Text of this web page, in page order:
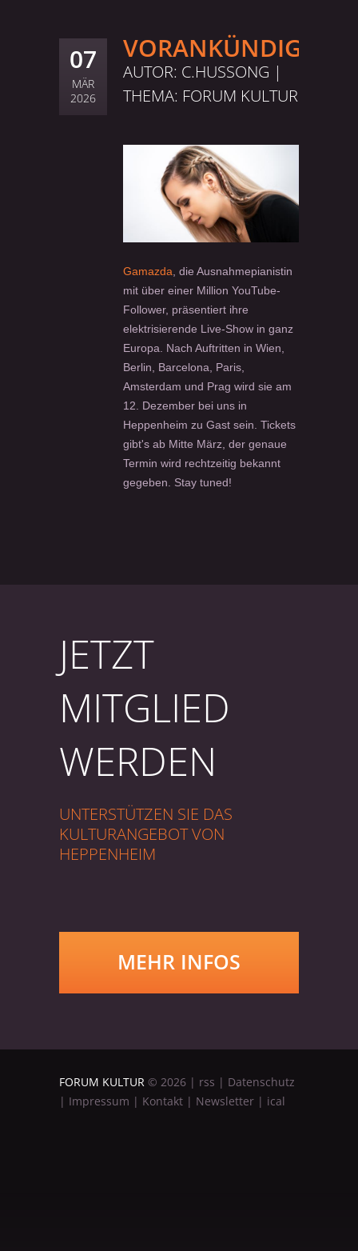
07
MÄR
2026
VORANKÜNDIGUNG
AUTOR: C.HUSSONG |
THEMA: FORUM KULTUR
Gamazda, die Ausnahme­pianistin
mit über einer Million YouTube-
Follower, präsentiert ihre
elektrisierende Live-Show in ganz
Europa. Nach Auftritten in Wien,
Berlin, Barcelona, Paris,
Amsterdam und Prag wird sie am
12. Dezember bei uns in
Heppenheim zu Gast sein. Tickets
gibt's ab Mitte März, der genaue
Termin wird rechtzeitig bekannt
gegeben. Stay tuned!
JETZT
MITGLIED
WERDEN
UNTERSTÜTZEN SIE DAS
KULTURANGEBOT VON
HEPPENHEIM
MEHR INFOS
FORUM KULTUR © 2026 | rss | Datenschutz
| Impressum | Kontakt | Newsletter | ical